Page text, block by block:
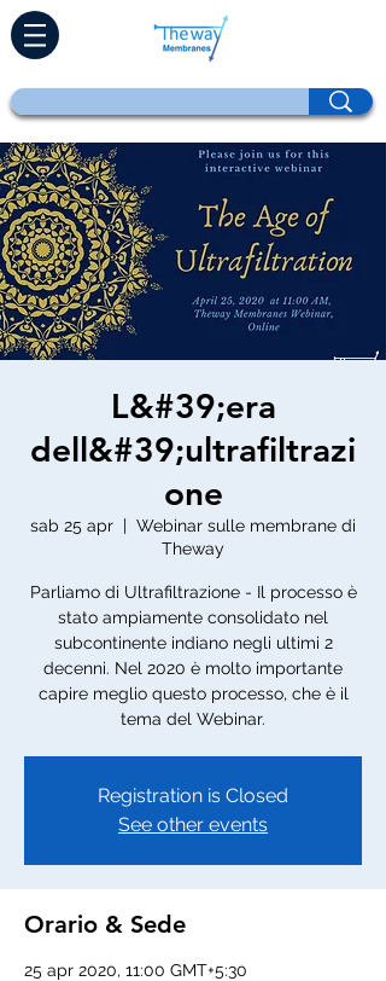
L&#39;era
dell&#39;ultrafiltrazi
one
sab 25 apr
  |
Webinar sulle membrane di
Theway
Parliamo di Ultrafiltrazione - Il processo è
stato ampiamente consolidato nel
subcontinente indiano negli ultimi 2
decenni. Nel 2020 è molto importante
capire meglio questo processo, che è il
tema del Webinar.
Registration is Closed
See other events
Orario & Sede
25 apr 2020, 11:00 GMT+5:30